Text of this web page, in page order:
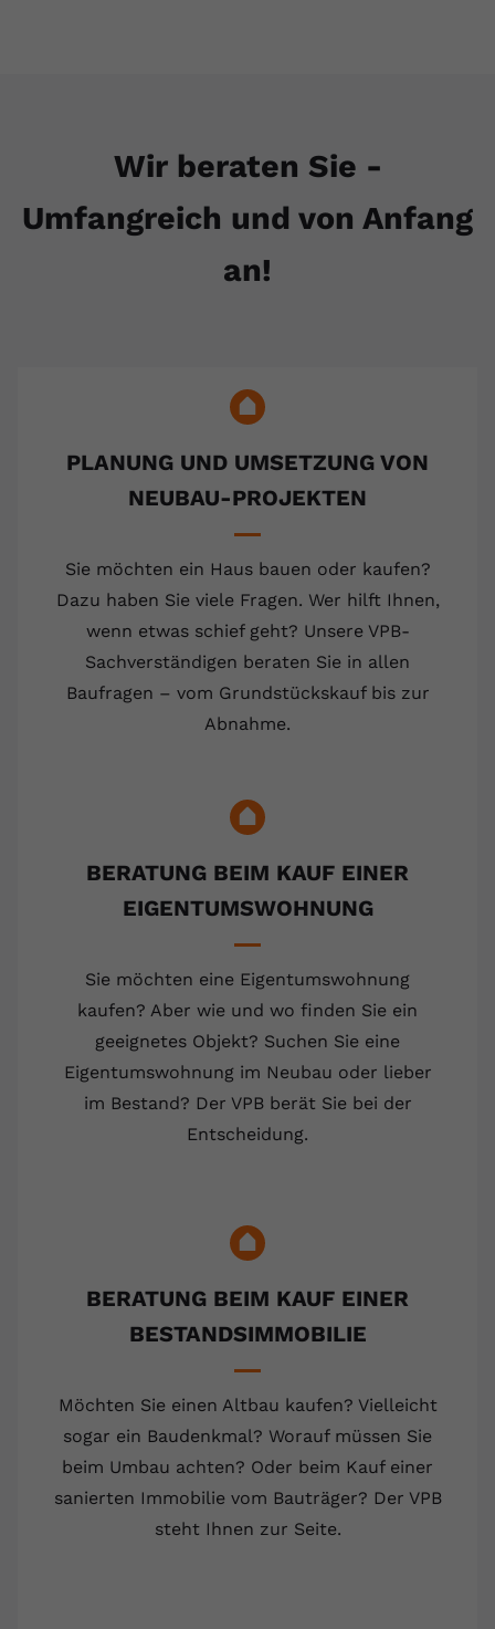
Wir beraten Sie -
Umfangreich und von Anfang
an!
PLANUNG UND UMSETZUNG VON
NEUBAU-PROJEKTEN
Sie möchten ein Haus bauen oder kaufen?
Dazu haben Sie viele Fragen. Wer hilft Ihnen,
wenn etwas schief geht? Unsere VPB-
Sachverständigen beraten Sie in allen
Baufragen – vom Grundstückskauf bis zur
Abnahme.
BERATUNG BEIM KAUF EINER
EIGENTUMSWOHNUNG
Sie möchten eine Eigentumswohnung
kaufen? Aber wie und wo finden Sie ein
geeignetes Objekt? Suchen Sie eine
Eigentumswohnung im Neubau oder lieber
im Bestand? Der VPB berät Sie bei der
Entscheidung.
BERATUNG BEIM KAUF EINER
BESTANDSIMMOBILIE
Möchten Sie einen Altbau kaufen? Vielleicht
sogar ein Baudenkmal? Worauf müssen Sie
beim Umbau achten? Oder beim Kauf einer
sanierten Immobilie vom Bauträger? Der VPB
steht Ihnen zur Seite.